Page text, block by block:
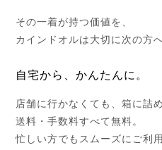
その一着が持つ価値を、
カインドオルは大切に次の方
自宅から、かんたんに。
店舗に行かなくても、箱に詰
送料・手数料すべて無料。
忙しい方でもスムーズにご利